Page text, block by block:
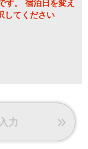
す。 宿泊日を変え
してください
力